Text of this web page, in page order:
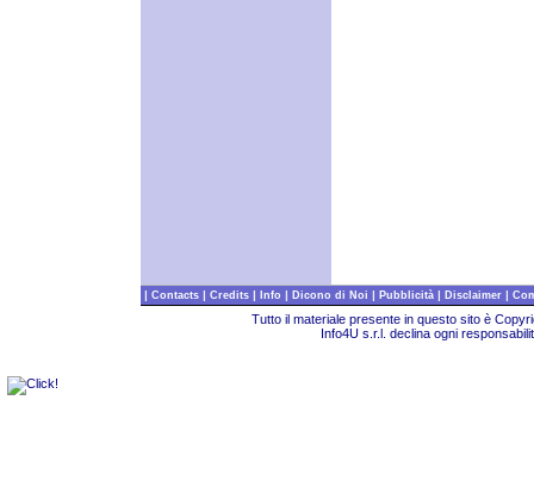
| Contacts | Credits | Info | Dicono di Noi | Pubblicità | Disclaimer |
Tutto il materiale presente in questo sito è
Info4U s.r.l. declina ogni